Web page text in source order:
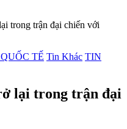
trong trận đại chiến với
TẾ Tin Khác TIN
lại trong trận đại